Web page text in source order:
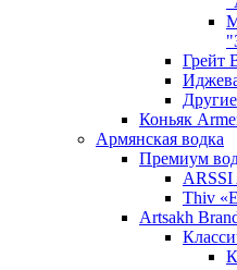
Грейт
Другие
Коньяк
Армянская водка
Премиум
Thiv
Artsakh